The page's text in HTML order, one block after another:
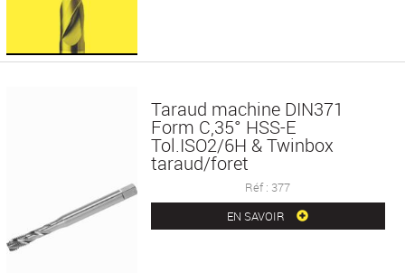
Taraud machine DIN371
Form C,35° HSS-E
Tol.ISO2/6H & Twinbox
taraud/foret
Réf : 377
EN SAVOIR